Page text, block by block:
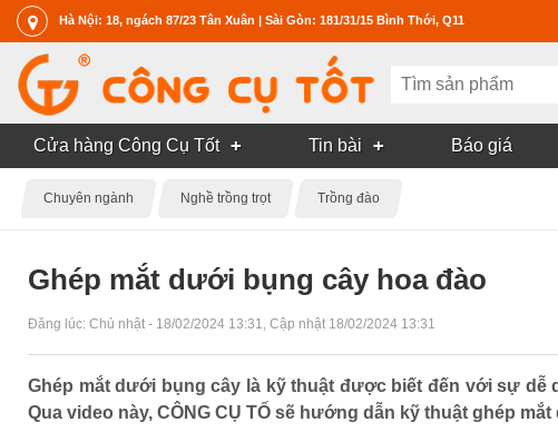
Hà Nội: 18, ngách 87/23 Tân Xuân | Sài Gòn: 181/31/15 Bình Thới, Q11
Cửa hàng Công Cụ Tốt Tin bài Báo giá
Chuyên ngành Nghề trồng trọt Trồng đào
Ghép mắt dưới bụng cây hoa đào
Đăng lúc: Chủ nhật - 18/02/2024 13:31 , Cập nhật 18/02/2024 13:31
Ghép mắt dưới bụng cây là kỹ thuật được biết đến với sự
Qua video này, CÔNG CỤ TỐ sẽ hướng dẫn kỹ thuật ghép